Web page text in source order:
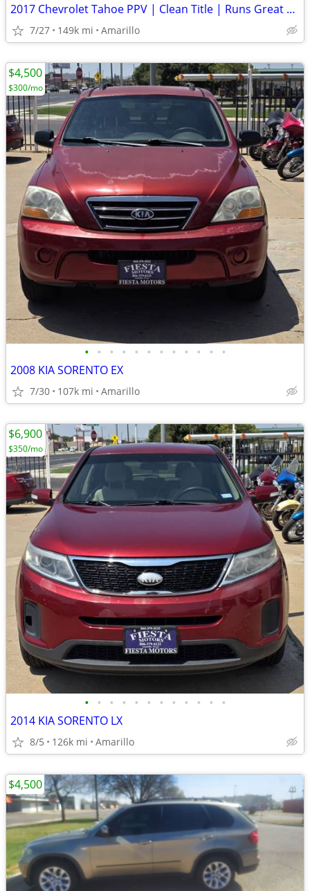
2017 Chevrolet Tahoe PPV | Clean Title | Runs Great | Cold A/C
7/27 149k mi Amarillo
• • • • • • • • • • • •
2008 KIA SORENTO EX
7/30 107k mi Amarillo
$4,500
$300/mo
• • • • • • • • • • • •
2014 KIA SORENTO LX
8/5 126k mi Amarillo
$6,900
$350/mo
$4,500